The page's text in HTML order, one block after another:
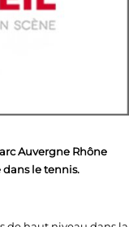
Auvergne Rhône
dans le tennis.